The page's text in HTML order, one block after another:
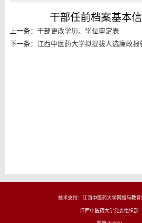
干部任前档案基本
上一条： 干部更改学历、学位审定表
下一条： 江西中医药大学拟提拔人选廉政报
技术支持：江西中医药大学网络与教
江西中医药大学党委组织部